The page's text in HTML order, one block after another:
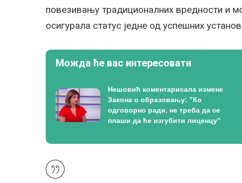
повезивању традиционалних вредности и
осигурала статус једне од успешних
Можда ће вас интересовати
Нешовић коментарисала измене
Закона о образовању: ”Ко
одговорно ради, не треба да се
плаши да ће изгубити лиценцу”